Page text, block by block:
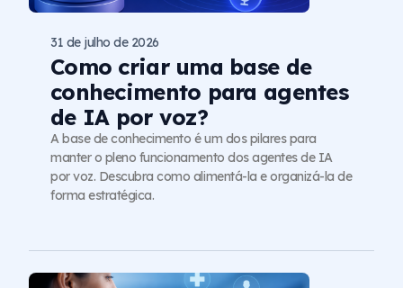
Como criar uma base de
conhecimento para agentes
de IA por voz?
31 de julho de 2026
A base de conhecimento é um dos pilares para
manter o pleno funcionamento dos agentes de IA
por voz. Descubra como alimentá-la e organizá-la de
forma estratégica.